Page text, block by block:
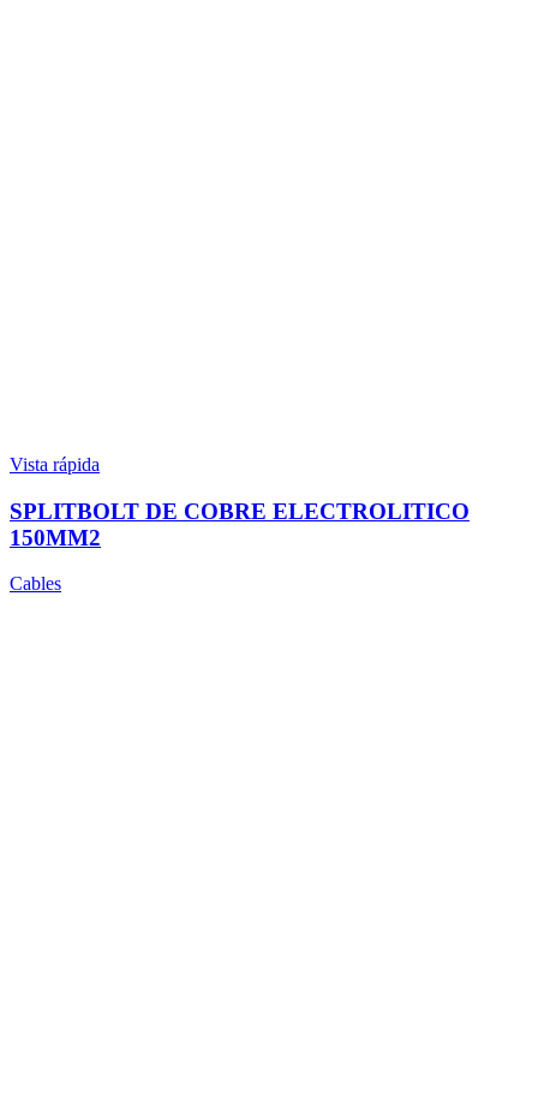
Vista rápida
SPLITBOLT DE COBRE ELECTROLITICO
150MM2
Cables